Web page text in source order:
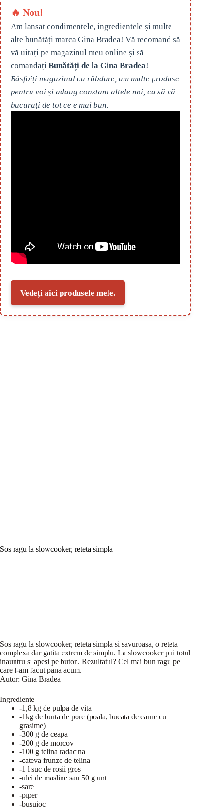
🔥 Nou!
Am lansat condimentele, ingredientele și multe
alte bunătăți marca Gina Bradea! Vă recomand să
vă uitați pe magazinul meu online și să
comandați Bunătăți de la Gina Bradea!
Răsfoiți magazinul cu răbdare, am multe produse
pentru voi și adaug constant altele noi, ca să vă
bucurați de tot ce e mai bun.
Vedeți aici produsele mele.
Sos ragu la slowcooker, reteta simpla
Sos ragu la slowcooker, reteta simpla si savuroasa, o reteta
complexa dar gatita extrem de simplu. La slowcooker pui totul
inauntru si apesi pe buton. Rezultatul? Cel mai bun ragu pe
care l-am facut pana acum.
Autor: Gina Bradea
Ingrediente
-1,8 kg de pulpa de vita
-1kg de burta de porc (poala, bucata de carne cu
grasime)
-300 g de ceapa
-200 g de morcov
-100 g telina radacina
-cateva frunze de telina
-1 l suc de rosii gros
-ulei de masline sau 50 g unt
-sare
-piper
-busuioc